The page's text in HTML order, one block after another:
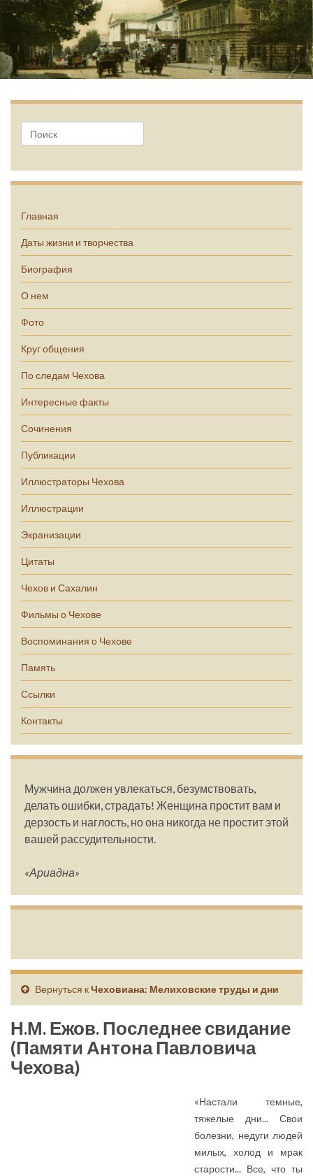
Главная
Даты жизни и творчества
Биография
О нем
Фото
Круг общения
По следам Чехова
Интересные факты
Сочинения
Публикации
Иллюстраторы Чехова
Иллюстрации
Экранизации
Цитаты
Чехов и Сахалин
Фильмы о Чехове
Воспоминания о Чехове
Память
Ссылки
Контакты
Мужчина должен увлекаться, безумствовать,
делать ошибки, страдать! Женщина простит вам и
дерзость и наглость, но она никогда не простит этой
вашей рассудительности.
«Ариадна»
Вернуться кЧеховиана: Мелиховские труды и дни
Н.М. Ежов. Последнее свидание
(Памяти Антона Павловича
Чехова)
«Настали темные,
тяжелые дни... Свои
болезни, недуги людей
милых, холод и мрак
старости... Все, что ты